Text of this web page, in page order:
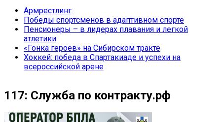
Армрестлинг
Победы спортсменов в адаптивном спорте
Пенсионеры – в лидерах плавания и легкой
атлетики
«Гонка героев» на Сибирском тракте
Хоккей: победа в Спартакиаде и успехи на
всероссийской арене
117: Служба по контракту.рф